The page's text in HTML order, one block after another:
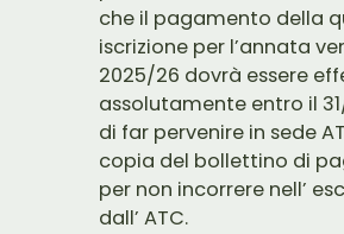
che il pagamento della
iscrizione per l’annata
2025/26 dovrà essere
assolutamente entro il
di far pervenire in sede
copia del bollettino di
per non incorrere nell’
dall’ ATC.